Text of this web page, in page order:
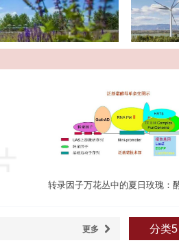
转录因子万花丛中的夏日玫瑰：
分类5
更多 낑